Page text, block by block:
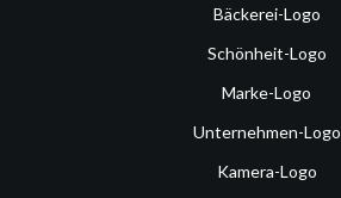
Bäckerei-Logo
Schönheit-Logo
Marke-Logo
Unternehmen-Logo
Kamera-Logo